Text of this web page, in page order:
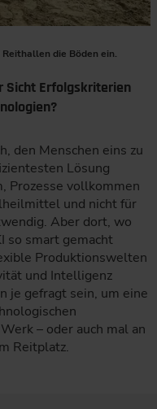
die Böden ein.
Sicht Erfolgskriterien
den Menschen eins zu
Lösung
Prozesse vollkommen
und nicht für
Aber dort, wo
so smart gemacht
Produktionswelten
und Intelligenz
je gefragt sein, um eine
– oder auch mal an
Reitplatz.